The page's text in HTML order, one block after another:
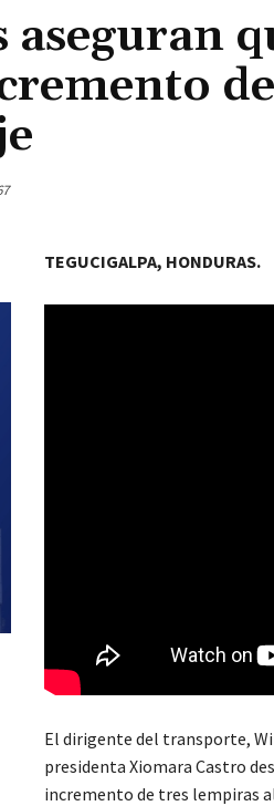
TEGUCIGALPA, HONDURAS.
El dirigente del transporte,
presidenta Xiomara Castro
incremento de tres lempiras